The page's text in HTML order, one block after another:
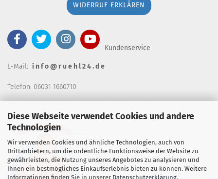
Diese Webseite verwendet Cookies und andere
Technologien
Wir verwenden Cookies und ähnliche Technologien, auch von
Drittanbietern, um die ordentliche Funktionsweise der Website zu
gewährleisten, die Nutzung unseres Angebotes zu analysieren und
Ihnen ein bestmögliches Einkaufserlebnis bieten zu können. Weitere
Informationen finden Sie in unserer Datenschutzerklärung.
WIDERRUF ERKLÄREN
Kundenservice
E-Mail: i n f o @ r u e h l 2 4 . d e
Telefon: 06031 1660710